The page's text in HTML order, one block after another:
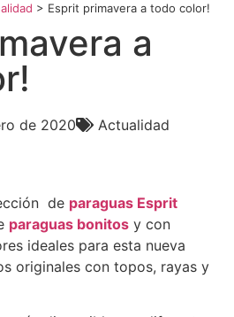
> Esprit primavera a todo color!
a
de 2020 Actualidad
de paraguas Esprit
paraguas bonitos y con
ideales para esta nueva
originales con topos, rayas y